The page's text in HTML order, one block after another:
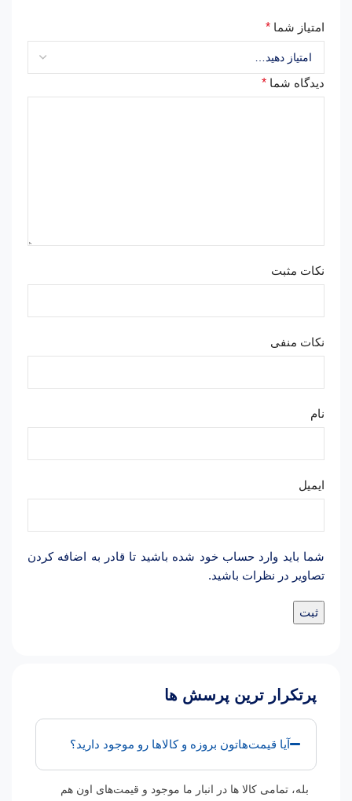
امتیاز شما *
دیدگاه شما *
نکات مثبت
نکات منفی
نام
ایمیل
شما باید وارد حساب خود شده باشید تا قادر به اضافه کردن
تصاویر در نظرات باشید.
پرتکرار ترین پرسش ها
آیا قیمت‌هاتون بروزه و کالاها رو موجود دارید؟
بله، تمامی کالا ها در انبار ما موجود و قیمت‌های اون هم